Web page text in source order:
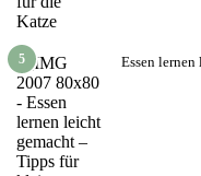
5 Essen